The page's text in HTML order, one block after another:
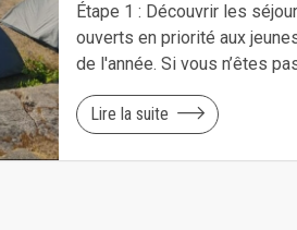
Étape 1 : Découvrir les
ouverts en priorité aux
de l'année. Si vous n’êtes
Lire la suite